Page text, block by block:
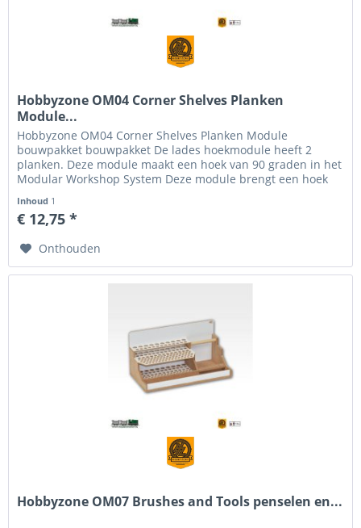
Hobbyzone OM04 Corner Shelves Planken
Module...
Hobbyzone OM04 Corner Shelves Planken Module
bouwpakket bouwpakket De lades hoekmodule heeft 2
planken. Deze module maakt een hoek van 90 graden in het
Modular Workshop System Deze module brengt een hoek
Inhoud 1
€ 12,75 *
Onthouden
Hobbyzone OM07 Brushes and Tools penselen en...